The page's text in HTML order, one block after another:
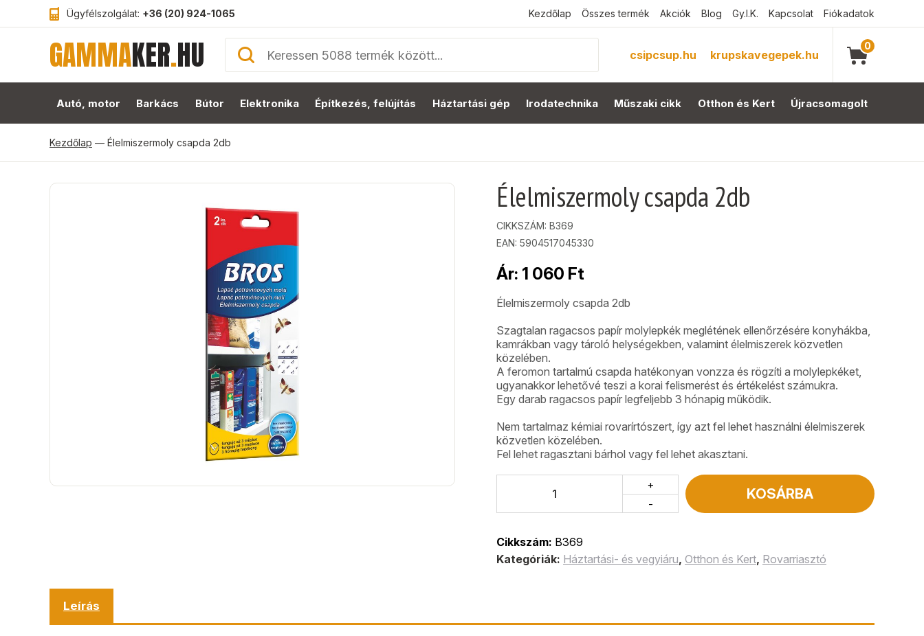
Ügyfélszolgálat: +36 (20) 924-1065 Kezdőlap Összes termék Akciók Blog Gy.I.K. Kapcsolat Fiókadatok
GAMMAKER.HU csipcsup.hu krupskavegepek.hu
0
Autó, motor Barkács Bútor Elektronika Építkezés, felújítás Háztartási gép Irodatechnika Műszaki cikk Otthon és Kert Újracsomagolt
Kezdőlap — Élelmiszermoly csapda 2db
Élelmiszermoly csapda 2db
CIKKSZÁM: B369
EAN: 5904517045330
Ár: 1 060 Ft
Élelmiszermoly csapda 2db
Szagtalan ragacsos papír molylepkék meglétének ellenőrzésére konyhákba,
kamrákban vagy tároló helységekben, valamint élelmiszerek közvetlen
közelében.
A feromon tartalmú csapda hatékonyan vonzza és rögzíti a molylepkéket,
ugyanakkor lehetővé teszi a korai felismerést és értékelést számukra.
Egy darab ragacsos papír legfeljebb 3 hónapig működik.
Nem tartalmaz kémiai rovarírtószert, így azt fel lehet használni élelmiszerek
közvetlen közelében.
Fel lehet ragasztani bárhol vagy fel lehet akasztani.
-
+
KOSÁRBA
Cikkszám: B369
Kategóriák: Háztartási- és vegyiáru, Otthon és Kert, Rovarriasztó
Leírás